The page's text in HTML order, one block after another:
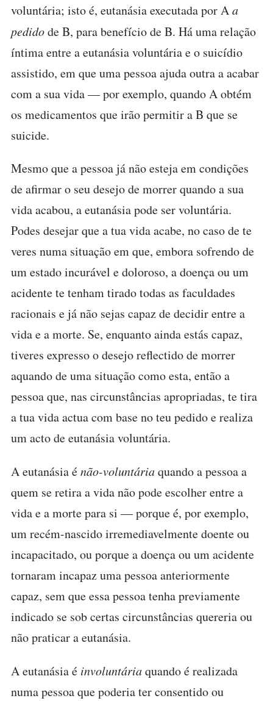
voluntária; isto é, eutanásia executada por Aa
pedidode B, para benefício de B. Há uma relação
íntima entre a eutanásia voluntária e o suicídio
assistido, em que uma pessoa ajuda outra a acabar
com a sua vida — por exemplo, quando A obtém
os medicamentos que irão permitir a B que se
suicide.
Mesmo que a pessoa já não esteja em condições
de afirmar o seu desejo de morrer quando a sua
vida acabou, a eutanásia pode ser voluntária.
Podes desejar que a tua vida acabe, no caso de te
veres numa situação em que, embora sofrendo de
um estado incurável e doloroso, a doença ou um
acidente te tenham tirado todas as faculdades
racionais e já não sejas capaz de decidir entre a
vida e a morte. Se, enquanto ainda estás capaz,
tiveres expresso o desejo reflectido de morrer
aquando de uma situação como esta, então a
pessoa que, nas circunstâncias apropriadas, te tira
a tua vida actua com base no teu pedido e realiza
um acto de eutanásia voluntária.
A eutanásia énão-voluntáriaquando a pessoa a
quem se retira a vida não pode escolher entre a
vida e a morte para si — porque é, por exemplo,
um recém-nascido irremediavelmente doente ou
incapacitado, ou porque a doença ou um acidente
tornaram incapaz uma pessoa anteriormente
capaz, sem que essa pessoa tenha previamente
indicado se sob certas circunstâncias quereria ou
não praticar a eutanásia.
A eutanásia é involuntáriaquando é realizada
numa pessoa que poderia ter consentido ou